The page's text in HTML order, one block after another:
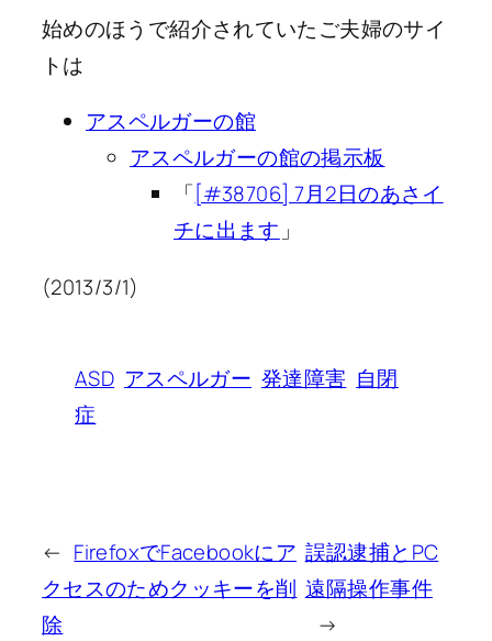
始めのほうで紹介されていたご夫婦のサイ
トは
アスペルガーの館
アスペルガーの館の掲示板
「[#38706] 7月2日のあさイ
チに出ます 」
(2013/3/1)
ASD アスペルガー 発達障害 自閉
症
← FirefoxでFacebookにア
クセスのためクッキーを削
除
誤認逮捕とPC
遠隔操作事件
→